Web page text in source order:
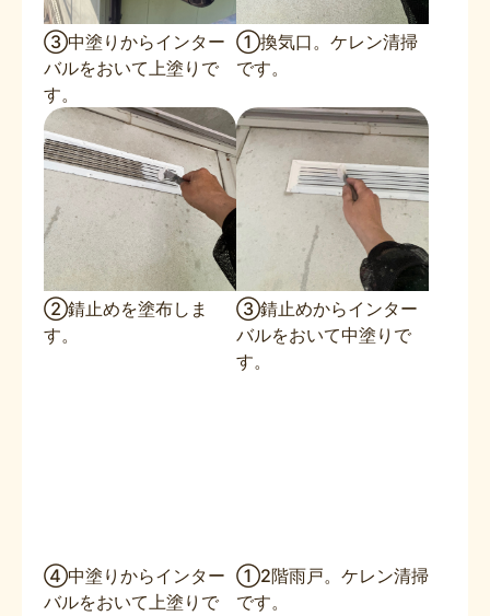
③中塗りからインター
バルをおいて上塗りで
す。
①換気口。ケレン清掃
です。
②錆止めを塗布しま
す。
③錆止めからインター
バルをおいて中塗りで
す。
④中塗りからインター
バルをおいて上塗りで
①2階雨戸。ケレン清掃
です。